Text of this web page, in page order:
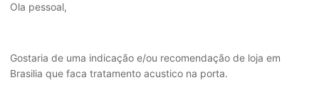
Ola pessoal,
Gostaria de uma indicação e/ou recomendação de loja em
Brasilia que faca tratamento acustico na porta.